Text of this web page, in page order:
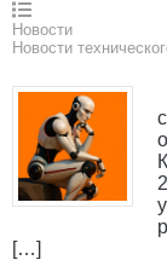
Новости
Новости
[…]